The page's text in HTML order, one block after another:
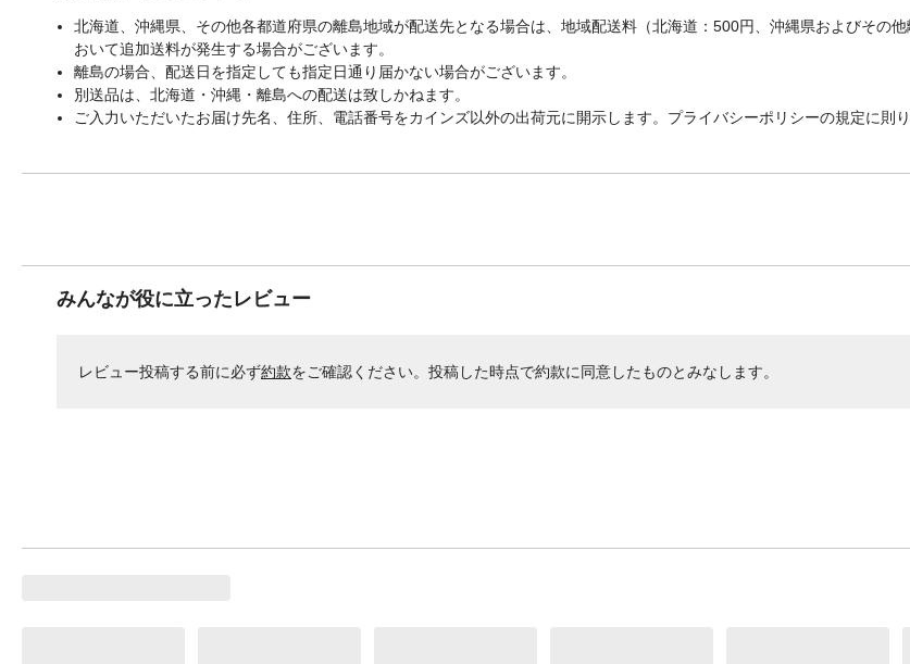
北海道、沖縄県、その他各都道府県の離島地域が配送先となる場合は、地域配送料（北海道：500円、沖縄県およびその
おいて追加送料が発生する場合がございます。
離島の場合、配送日を指定しても指定日通り届かない場合がございます。
別送品は、北海道・沖縄・離島への配送は致しかねます。
ご入力いただいたお届け先名、住所、電話番号をカインズ以外の出荷元に開示します。プライバシーポリシーの規定に則
みんなが役に立ったレビュー
レビュー投稿する前に必ず約款をご確認ください。投稿した時点で約款に同意したものとみなします。